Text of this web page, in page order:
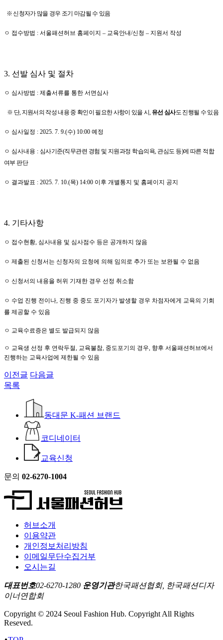
※ 신청자가 많을 경우 조기 마감될 수 있음
ㅇ 접수방법 : 서울패션허브 홈페이지 – 교육안내/신청 – 지원서 작성
3. 선발 심사 및 절차
ㅇ 심사방법 : 제출서류를 통한 서면심사
※ 단, 지원서의 작성 내용 중 확인이 필요한 사항이 있을 시, 유선 심사도 진행될 수 있음
ㅇ 심사일정 : 2025. 7. 9.(수) 10:00 예정
ㅇ 심사내용 : 심사기준(직무관련 경험 및 지원과정 학습의욕, 관심도 등)에 따른 적합
여부 판단
ㅇ 결과발표 : 2025. 7. 10.(목) 14:00 이후 개별통지 및 홈페이지 공지
4. 기타사항
ㅇ 접수현황, 심사내용 및 심사점수 등은 공개하지 않음
ㅇ 제출된 신청서는 신청자의 요청에 의해 임의로 추가 또는 보완될 수 없음
ㅇ 신청서의 내용을 허위 기재한 경우 선정 취소함
ㅇ 수업 진행 전이나, 진행 중 중도 포기자가 발생할 경우 차점자에게 교육의 기회
를 제공할 수 있음
ㅇ 교육수료증은 별도 발급되지 않음
ㅇ 교육생 선정 후 연락두절, 교육불참, 중도포기의 경우, 향후 서울패션허브에서
진행하는 교육사업에 제한될 수 있음
이전글 다음글
목록
동대문 K-패션 브랜드
코디네이터
교육신청
문의 02-6270-1004
허브소개
이용약관
개인정보처리방침
이메일무단수집거부
오시는길
대표번호02-6270-1280 운영기관한국패션협회, 한국패션디자
이너연합회
Copyright © 2024 Seoul Fashion Hub. Copyright All Rights
Reseved.